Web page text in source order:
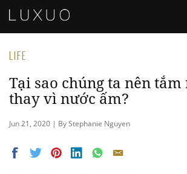
LIFE
Tại sao chúng ta nên
thay vì nước ấm?
Jun 21, 2020 | By Stephanie Nguyen